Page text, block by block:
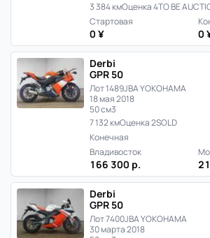
3 384 кмОценка 4TO BE
Стартовая
0 ¥ 0
Derbi
GPR 50
Лот 1489JBA YOKOHAMA
18 мая 2018
50 см3
7 132 кмОценка 2SOLD
Конечная
Владивосток
166 300 р.
Derbi
GPR 50
Лот 7400JBA YOKOHAMA
30 марта 2018